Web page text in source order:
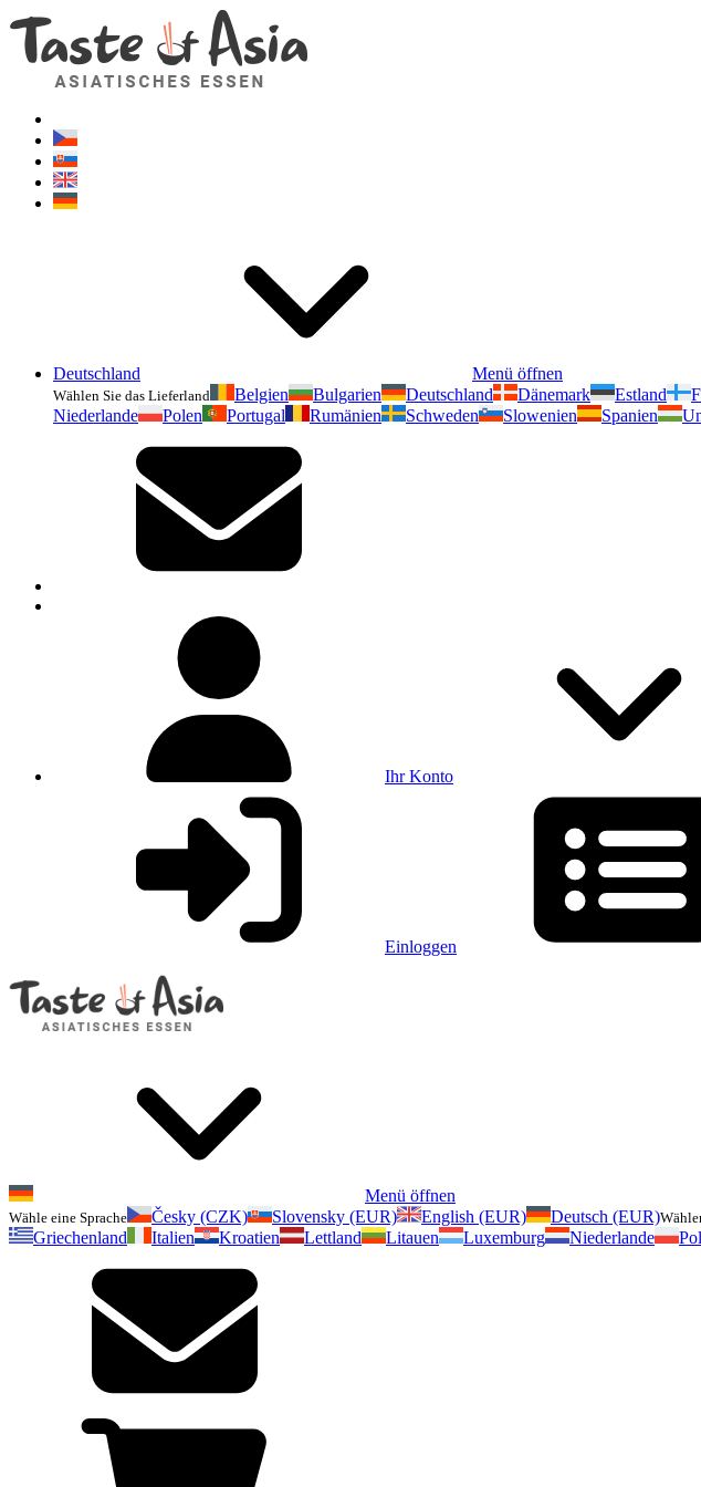
Deutschland Menü öffnen
Wählen Sie das Lieferland Belgien Bulgarien Deutschland Dänemark Estland
Niederlande
Polen Portugal Rumänien Schweden Slowenien Spanien
Ihr Konto
Einloggen
Menü öffnen
Wähle eine Sprache Česky (CZK) Slovensky (EUR) English (EUR) Deutsch (EUR)
Griechenland
Italien Kroatien Lettland Litauen Luxemburg Niederlande